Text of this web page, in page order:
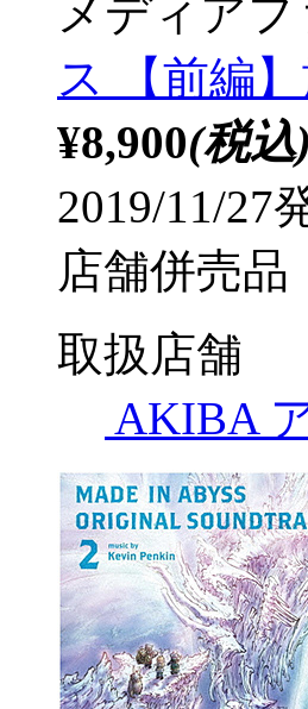
メディア
ス 【前編
¥8,900(税込)
2019/11/27
店舗併売品
取扱店舗
AKIBA